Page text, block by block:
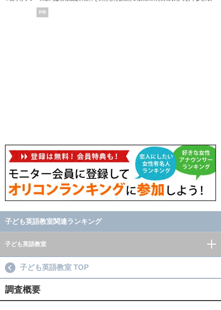
PR
子ども英語教室関連ランキング
子ども英語教室
子ども英語教室 TOP
調査概要